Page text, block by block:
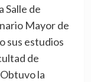
Salle de
Mayor de
sus estudios
de
la